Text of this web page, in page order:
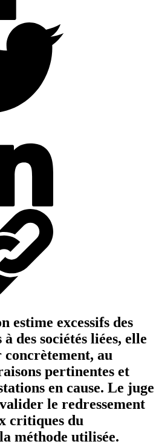
estime excessifs des
des sociétés liées, elle
au
pertinentes et
en cause. Le juge
le redressement
critiques du
méthode utilisée.